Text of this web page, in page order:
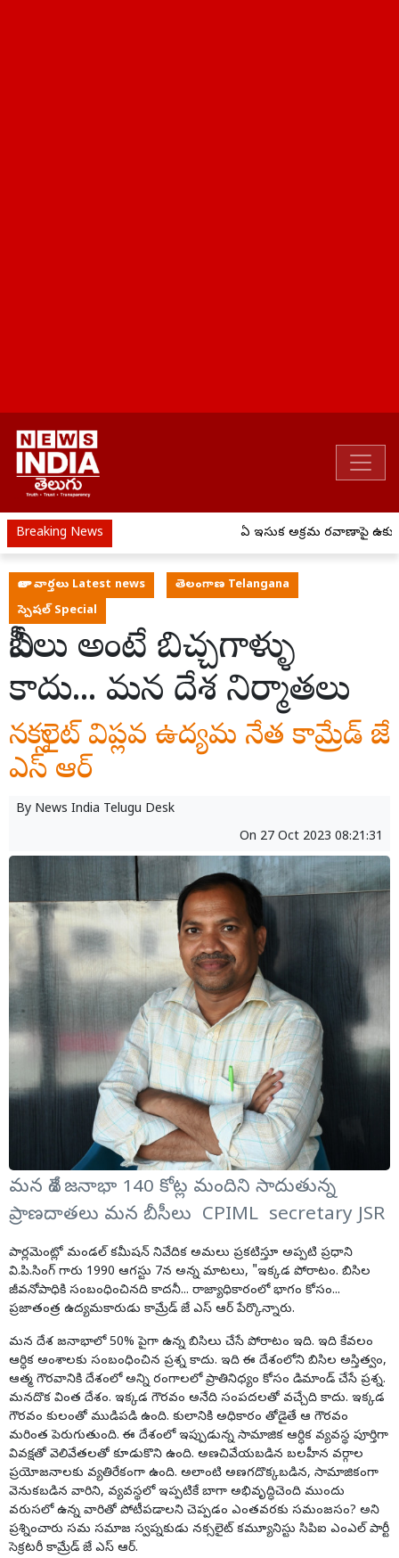
Breaking News ఏపీ ఇసుక అక్రమ రవాణాపై
తాజా వార్తలు Latest news
తెలంగాణ Telangana
స్పెషల్ Special
బీసీలు అంటే బిచ్చగాళ్ళు
కాదు... మన దేశ నిర్మాతలు
నక్సలైట్ విప్లవ ఉద్యమ నేత కామ్రేడ్ జే
ఎస్ ఆర్
By News India Telugu Desk
On 27 Oct 2023 08:21:31
మన దేశ జనాభా 140 కోట్ల మందిని సాదుతున్న
ప్రాణదాతలు మన బీసీలు CPIML secretary JSR
పార్లమెంట్లో మండల్ కమీషన్ నివేదిక అమలు ప్రకటిస్తూ అప్పటి ప్రధాని
వి.పి.సింగ్ గారు 1990 ఆగస్టు 7న అన్న మాటలు, "ఇక్కడ పోరాటం. బిసిల
జీవనోపాధికి సంబంధించినది కాదనీ... రాజ్యాధికారంలో భాగం కోసం...
ప్రజాతంత్ర ఉద్యమకారుడు కామ్రేడ్ జే ఎస్ ఆర్ పేర్కొన్నారు.
మన దేశ జనాభాలో 50% పైగా ఉన్న బిసిలు చేసే పోరాటం ఇది. ఇది కేవలం
ఆర్ధిక అంశాలకు సంబంధించిన ప్రశ్న కాదు. ఇది ఈ దేశంలోని బిసిల అస్తిత్వం,
ఆత్మ గౌరవానికి దేశంలో అన్ని రంగాలలో ప్రాతినిధ్యం కోసం డిమాండ్ చేసే ప్రశ్న.
మనదొక వింత దేశం. ఇక్కడ గౌరవం అనేది సంపదలతో వచ్చేది కాదు. ఇక్కడ
గౌరవం కులంతో ముడిపడి ఉంది. కులానికి అధికారం తోడైతే ఆ గౌరవం
మరింత పెరుగుతుంది. ఈ దేశంలో ఇప్పుడున్న సామాజిక ఆర్ధిక వ్యవస్థ పూర్తిగా
వివక్షతో వెలివేతలతో కూడుకొని ఉంది. అణచివేయబడిన బలహీన వర్గాల
ప్రయోజనాలకు వ్యతిరేకంగా ఉంది. అలాంటి అణగదొక్కబడిన, సామాజికంగా
వెనుకబడిన వారిని, వ్యవస్థలో ఇప్పటికే బాగా అభివృద్ధిచెంది ముందు
వరుసలో ఉన్న వారితో పోటీపడాలని చెప్పడం ఎంతవరకు సమంజసం? అని
ప్రశ్నించారు సమ సమాజ స్వప్నకుడు నక్సలైట్ కమ్యూనిస్టు సిపిఐ ఎంఎల్ పార్టీ
సెక్రటరీ కామ్రేడ్ జే ఎస్ ఆర్.